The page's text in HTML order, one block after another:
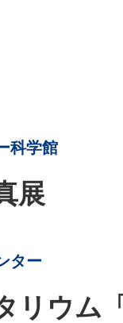
科学館
展
ター
リウム